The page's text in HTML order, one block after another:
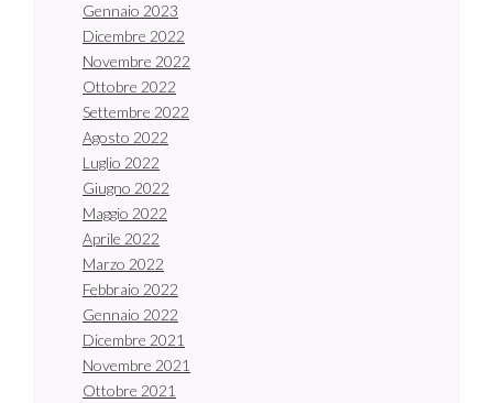
Gennaio 2023
Dicembre 2022
Novembre 2022
Ottobre 2022
Settembre 2022
Agosto 2022
Luglio 2022
Giugno 2022
Maggio 2022
Aprile 2022
Marzo 2022
Febbraio 2022
Gennaio 2022
Dicembre 2021
Novembre 2021
Ottobre 2021